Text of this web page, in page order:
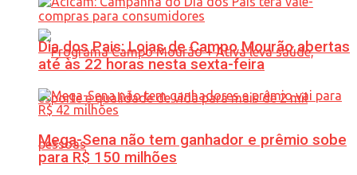
Dia dos Pais: Lojas de Campo Mourão abertas
até às 22 horas nesta sexta-feira
Mega-Sena não tem ganhador e prêmio sobe
para R$ 150 milhões